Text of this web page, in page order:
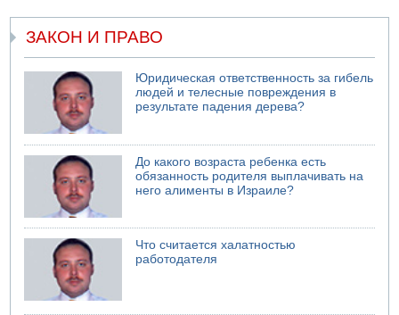
Авиакомпания Air Canada вновь отсрочила
08.08.2026 14:43
Тело мужчины обнаружено сегодня на открытой
местности недалеко от Реховота
08.08.2026 11:02
Трое убитых в результате российской ракетной атаки по
Киеву
07.08.2026 20:43
Поножовщина в Тайбе: 3 мужчин серьезно ранены
07.08.2026 20:41
Ynet: "Хизбалла" запустила БПЛА со взрывчаткой по
силам ЦАХАЛ
07.08.2026 19:16
ДТП в Ашдоде: тяжело ранены двое маленьких детей
ЗАКОН И ПРАВО
Юридическая ответственность за гибель
людей и телесные повреждения в
результате падения дерева?
До какого возраста ребенка есть
обязанность родителя выплачивать на
него алименты в Израиле?
Что считается халатностью
работодателя